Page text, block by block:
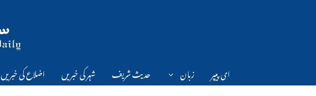
ای پیپر زبان حدیث شریف شہر کی خبریں اضلاع کی خبریں